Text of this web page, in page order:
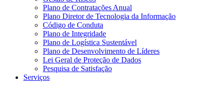
Plano de Contratações Anual
Plano Diretor de Tecnologia da Informação
Código de Conduta
Plano de Integridade
Plano de Logística Sustentável
Plano de Desenvolvimento de Líderes
Lei Geral de Proteção de Dados
Pesquisa de Satisfação
Serviços